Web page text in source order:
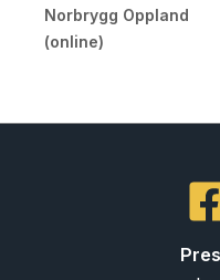
Norbrygg Oppland
(online)